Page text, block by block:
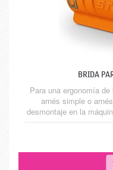
BRIDA
Para una ergonomía
arnés simple o
desmontaje en la
HT 56, HT 103y HT